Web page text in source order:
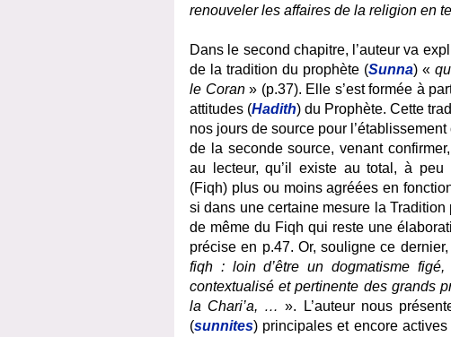
renouveler les affaires de la religion en
Dans le second chapitre, l’auteur va
de la tradition du prophète (Sunna) «
le Coran» (p.37). Elle s’est formée à
attitudes (Hadith)du Prophète. Cette
nos jours de source pour
de la seconde source, venant
au lecteur, qu’il existe au total, à
(Fiqh) plus ou moins agréées en
si dans une certaine mesure la
de même du Fiqh qui reste une
précise en p.47. Or, souligne ce
fiqh : loin d’être un dogmatisme
contextualisé et pertinente des grands
la Chari’a, …». L’auteur nous
(sunnites) principales et encore